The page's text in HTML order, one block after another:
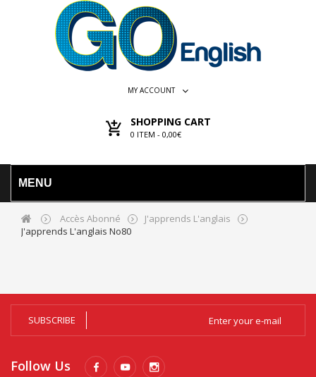
MY ACCOUNT
SHOPPING CART
0 ITEM - 0,00€
MENU
Accès Abonné
J'apprends L'anglais
J'apprends L'anglais No80
SUBSCRIBE
Follow Us